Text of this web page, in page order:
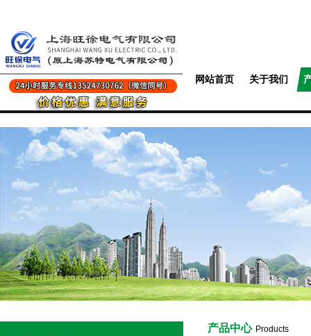
网站首页 关于我们
产品中心 Products